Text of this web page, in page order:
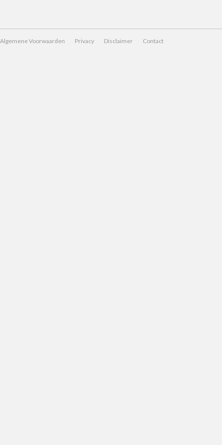
Algemene Voorwaarden Privacy Disclaimer Contact